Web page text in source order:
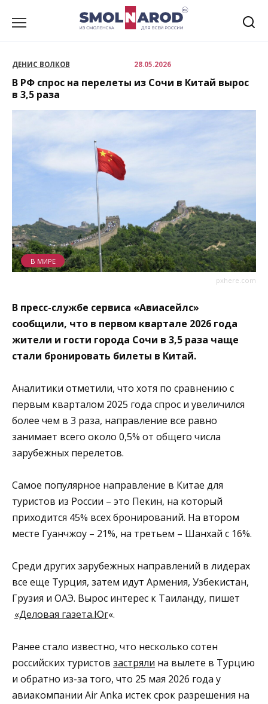
ДЕНИС ВОЛКОВ 28.05.2026
В РФ спрос на перелеты из Сочи в Китай вырос
в 3,5 раза
pxhere.com
В МИРЕ
В пресс-службе сервиса «Авиасейлс»
сообщили, что в первом квартале 2026 года
жители и гости города Сочи в 3,5 раза чаще
стали бронировать билеты в Китай.
Аналитики отметили, что хотя по сравнению с
первым кварталом 2025 года спрос и увеличился
более чем в 3 раза, направление все равно
занимает всего около 0,5% от общего числа
зарубежных перелетов.
Самое популярное направление в Китае для
туристов из России – это Пекин, на который
приходится 45% всех бронирований. На втором
месте Гуанчжоу – 21%, на третьем – Шанхай с 16%.
Среди других зарубежных направлений в лидерах
все еще Турция, затем идут Армения, Узбекистан,
Грузия и ОАЭ. Вырос интерес к Таиланду, пишет
«Деловая газета.Юг«.
Ранее стало известно, что несколько сотен
российских туристов застряли на вылете в Турцию
и обратно из-за того, что 25 мая 2026 года у
авиакомпании Air Anka истек срок разрешения на